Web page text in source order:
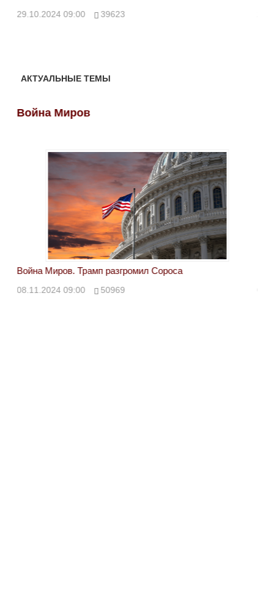
29.10.2024 09:00 39623
АКТУАЛЬНЫЕ ТЕМЫ
Война Миров
Война Миров. Трамп разгромил Сороса
08.11.2024 09:00 50969